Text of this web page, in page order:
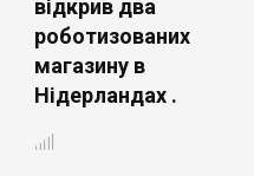
відкрив два
роботизованих
магазину в
Нідерландах .